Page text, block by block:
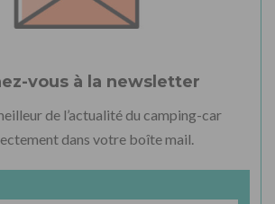
vous à la newsletter
de l’actualité du camping-car
dans votre boîte mail.